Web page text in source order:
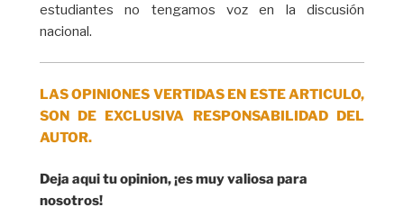
estudiantes no tengamos voz en la discusión
nacional.
LAS OPINIONES VERTIDAS EN ESTE ARTICULO,
SON DE EXCLUSIVA RESPONSABILIDAD DEL
AUTOR.
Deja aqui tu opinion, ¡es muy valiosa para
nosotros!